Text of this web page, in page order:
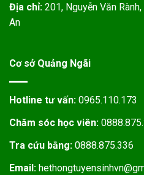
Địa chỉ: 201, Nguyễn Văn
An
Cơ sở Quảng Ngãi
Hotline tư vấn: 0965.110.173
Chăm sóc học viên:
Tra cứu bằng: 0888.875.336
Email: